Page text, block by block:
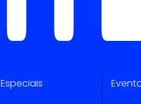
Especiais